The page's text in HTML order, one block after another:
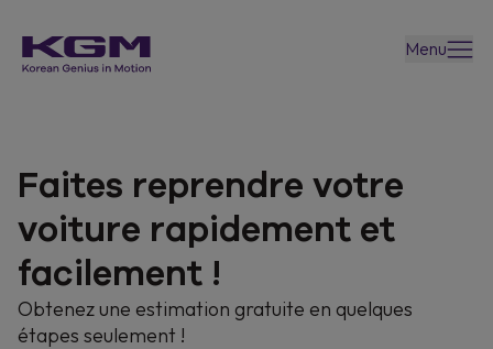
Menu
Faites reprendre votre
voiture rapidement et
facilement !
Obtenez une estimation gratuite en quelques
étapes seulement !